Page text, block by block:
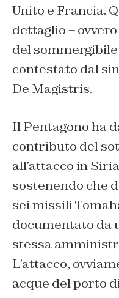
Unito e Francia.
dettaglio –
del
contestato dal
De Magistris.
Il Pentagono ha
contributo del
all’attacco in
sostenendo che
sei missili
documentato da
stessa
L’attacco,
acque del porto